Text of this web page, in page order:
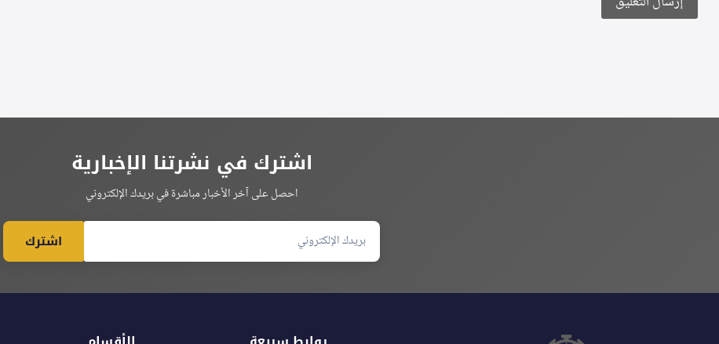
اشترك في نشرتنا الإخبارية
احصل على آخر الأخبار مباشرة في بريدك الإلكتروني
اشترك